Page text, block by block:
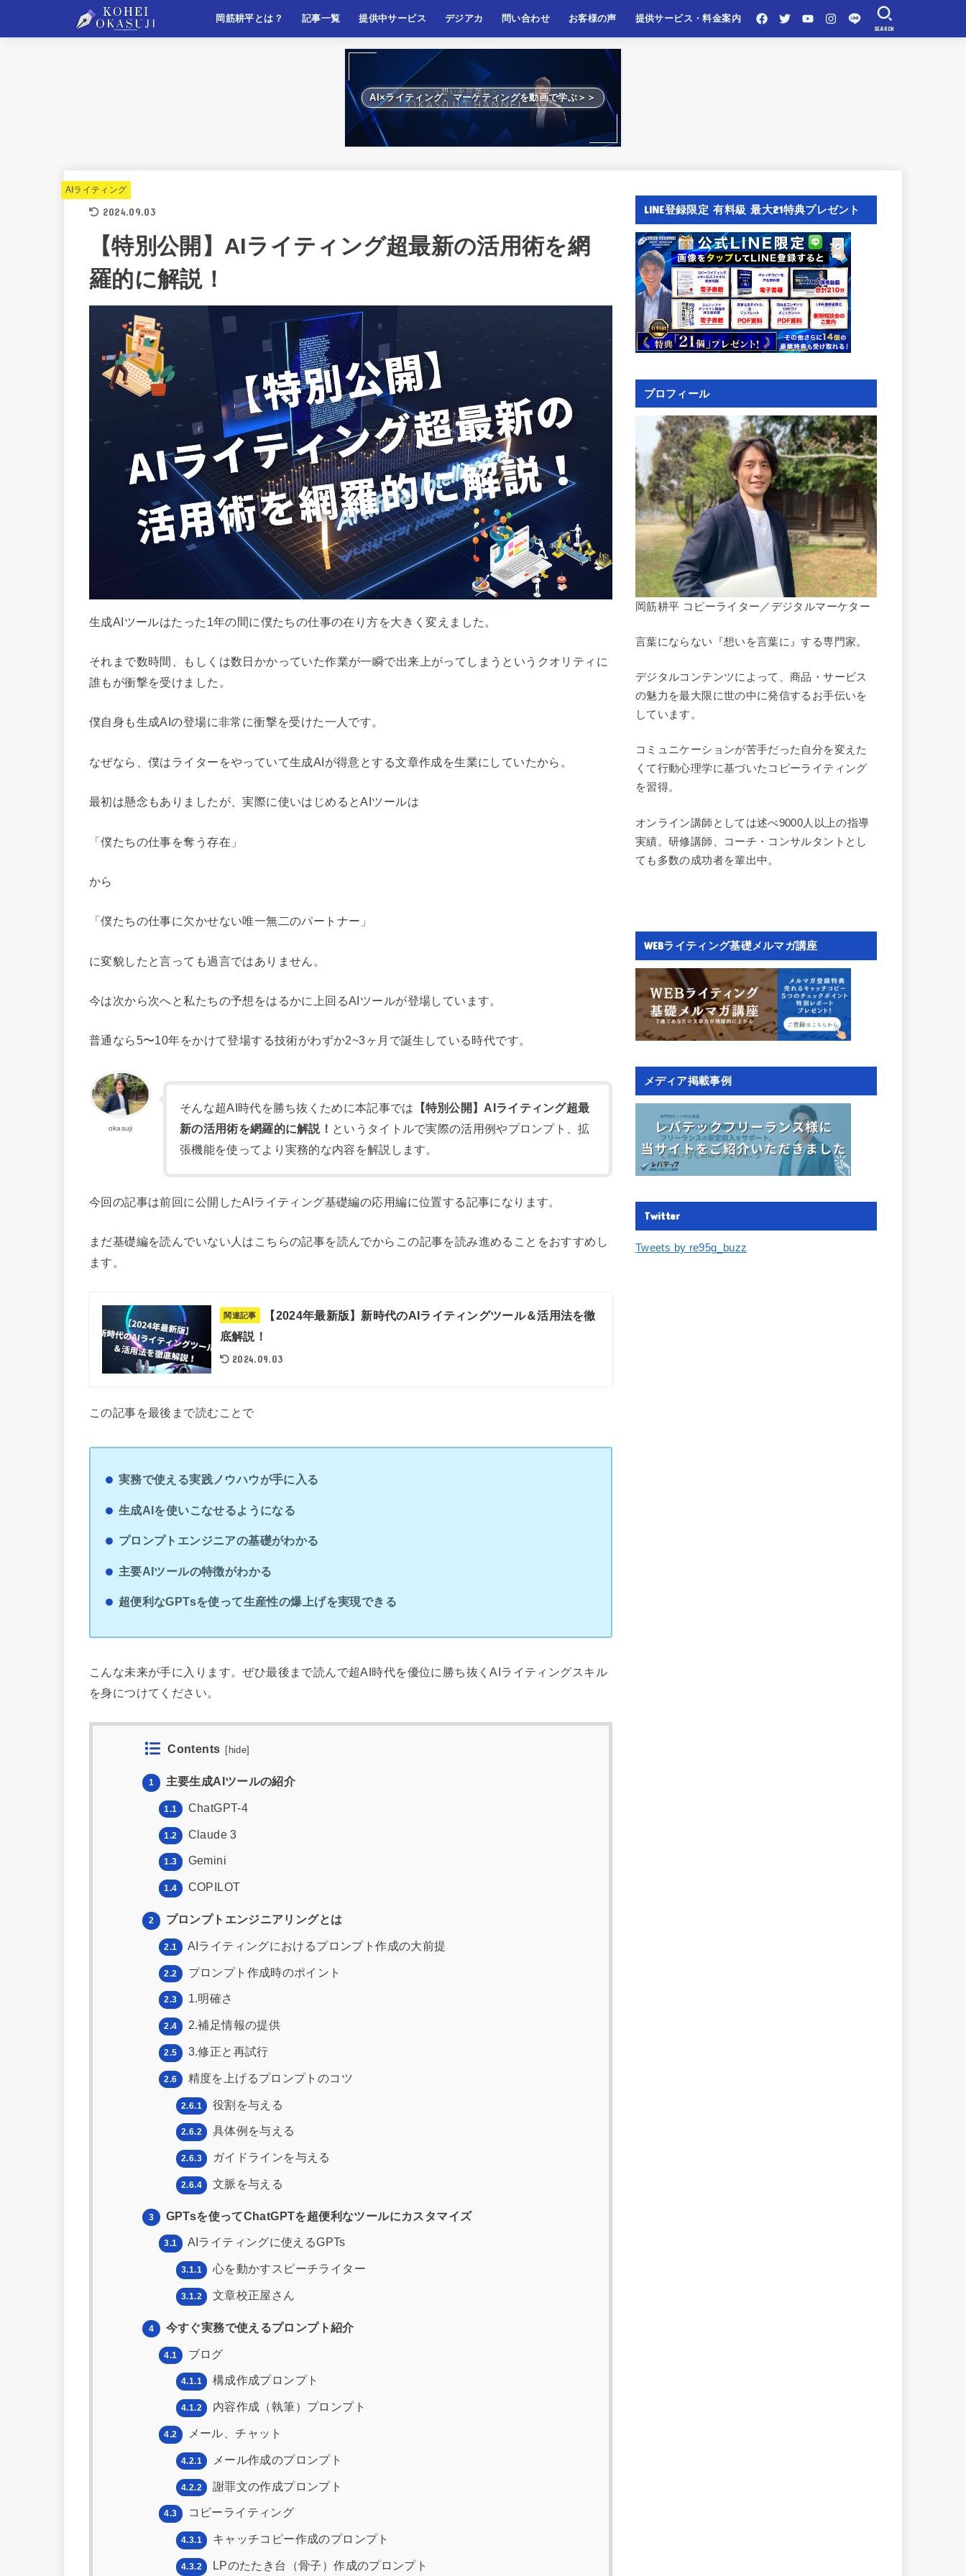
岡筋耕平とは？ 記事一覧
マーケティング
ライティング
ビジネス、起業
提供中サービス デジアカ 問い合わせ お客様の声 提供サービス・料金案内
SEARCH
AI×ライティング、マーケティングを動画で学ぶ＞＞
AIライティング
2024.09.03
【特別公開】AIライティング超最新の活用術を網
羅的に解説！
生成AIツールはたった1年の間に僕たちの仕事の在り方を大きく変えました。
それまで数時間、もしくは数日かかっていた作業が一瞬で出来上がってしまうというクオリティに
誰もが衝撃を受けました。
僕自身も生成AIの登場に非常に衝撃を受けた一人です。
なぜなら、僕はライターをやっていて生成AIが得意とする文章作成を生業にしていたから。
最初は懸念もありましたが、実際に使いはじめるとAIツールは
「僕たちの仕事を奪う存在」
から
「僕たちの仕事に欠かせない唯一無二のパートナー」
に変貌したと言っても過言ではありません。
今は次から次へと私たちの予想をはるかに上回るAIツールが登場しています。
普通なら5〜10年をかけて登場する技術がわずか2~3ヶ月で誕生している時代です。
okasuji
そんな超AI時代を勝ち抜くために本記事では 【特別公開】AIライティング超最
新の活用術を網羅的に解説！ というタイトルで実際の活用例やプロンプト、拡
張機能を使ってより実務的な内容を解説します。
今回の記事は前回に公開したAIライティング基礎編の応用編に位置する記事になります。
まだ基礎編を読んでいない人はこちらの記事を読んでからこの記事を読み進めることをおすすめし
ます。
関連記事
【2024年最新版】新時代のAIライティングツール＆活用法を徹
底解説！
2024.09.03
この記事を最後まで読むことで
実務で使える実践ノウハウが手に入る
生成AIを使いこなせるようになる
プロンプトエンジニアの基礎がわかる
主要AIツールの特徴がわかる
超便利なGPTsを使って生産性の爆上げを実現できる
こんな未来が手に入ります。ぜひ最後まで読んで超AI時代を優位に勝ち抜くAIライティングスキル
を身につけてください。
Contents hide
1 主要生成AIツールの紹介
1.1 ChatGPT-4
1.2 Claude 3
1.3 Gemini
1.4 COPILOT
2 プロンプトエンジニアリングとは
2.1 AIライティングにおけるプロンプト作成の大前提
2.2 プロンプト作成時のポイント
2.3 1.明確さ
2.4 2.補足情報の提供
2.5 3.修正と再試行
2.6 精度を上げるプロンプトのコツ
2.6.1 役割を与える
2.6.2 具体例を与える
2.6.3 ガイドラインを与える
2.6.4 文脈を与える
3 GPTsを使ってChatGPTを超便利なツールにカスタマイズ
3.1 AIライティングに使えるGPTs
3.1.1 心を動かすスピーチライター
3.1.2 文章校正屋さん
4 今すぐ実務で使えるプロンプト紹介
4.1 ブログ
4.1.1 構成作成プロンプト
4.1.2 内容作成（執筆）プロンプト
4.2 メール、チャット
4.2.1 メール作成のプロンプト
4.2.2 謝罪文の作成プロンプト
4.3 コピーライティング
4.3.1 キャッチコピー作成のプロンプト
4.3.2 LPのたたき台（骨子）作成のプロンプト
LINE登録限定 有料級 最大21特典プレゼント
プロフィール
岡筋耕平 コピーライター／デジタルマーケター
言葉にならない『想いを言葉に』する専門家。
デジタルコンテンツによって、商品・サービス
の魅力を最大限に世の中に発信するお手伝いを
しています。
コミュニケーションが苦手だった自分を変えた
くて行動心理学に基づいたコピーライティング
を習得。
オンライン講師としては述べ9000人以上の指導
実績。研修講師、コーチ・コンサルタントとし
ても多数の成功者を輩出中。
WEBライティング基礎メルマガ講座
メディア掲載事例
Twitter
Tweets by re95g_buzz